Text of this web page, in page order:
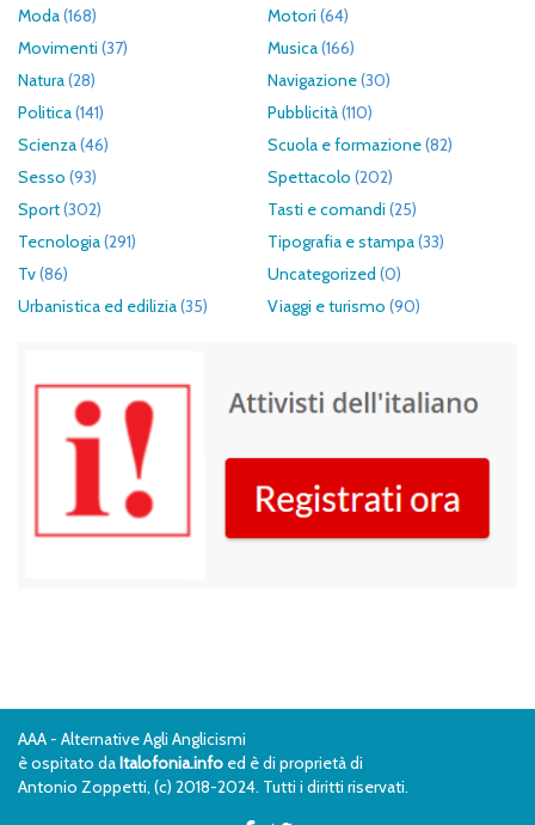
Moda(168) Motori (64)
Movimenti (37) Musica(166)
Natura(28) Navigazione(30)
Politica(141) Pubblicità(110)
Scienza(46) Scuola e formazione(82)
Sesso (93) Spettacolo (202)
Sport(302) Tasti e comandi (25)
Tecnologia(291) Tipografia e stampa(33)
Tv(86) Uncategorized (0)
Urbanistica ed edilizia(35) Viaggi e turismo (90)
AAA - Alternative Agli Anglicismi
è ospitato daItalofonia.info ed è di proprietà di
Antonio Zoppetti, (c) 2018-2024. Tutti i diritti riservati.